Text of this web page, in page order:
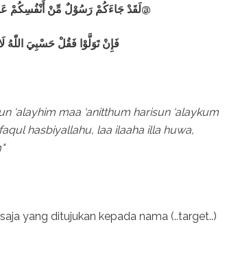
لَقَدْ جَاءَكُمْ رَسُوْلٌ مِّنْ أَنْفُسِكُمْ عَزِيْزٌ عَلَيْهِ مَا عَنِتُّمْ حَرِيْصٌ عَلَيْكُمْ بِالْمُؤْمِنِيْنَ رَءُوْفٌ رَّحِيْمٌ@
فَإِنْ تَوَلَّوْا فَقُلْ حَسْبِيَ اللّٰهُ
‘alayhim maa ‘anitthum harisun ‘alaykum
hasbiyallahu, laa ilaaha illa huwa,
yang ditujukan kepada nama (..target..)